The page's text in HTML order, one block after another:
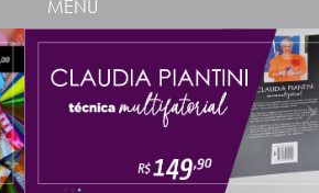
MENU